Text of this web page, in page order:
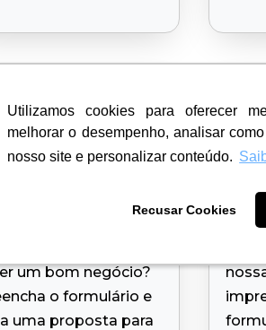
Utilizamos cookies para oferecer
melhorar o desempenho, analisar
nosso site e personalizar conteúdo.
Recusar Cookies
Utilizamos cookies para oferecer
melhorar o desempenho, analisar
nosso site e personalizar conteúdo.
Recusar Cookies

terreno
um bom negócio?
o formulário e
uma proposta para